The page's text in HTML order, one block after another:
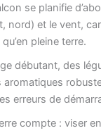
se planifie
nord) et le vent,
pleine terre.
débutant, des
aromatiques
erreurs de
compte : viser